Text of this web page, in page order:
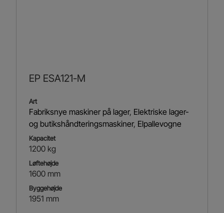
EP ESA121-M
Art
Fabriksnye maskiner på lager, Elektriske lager-
og butikshåndteringsmaskiner, Elpallevogne
Kapacitet
1200 kg
Løftehøjde
1600 mm
Byggehøjde
1951 mm